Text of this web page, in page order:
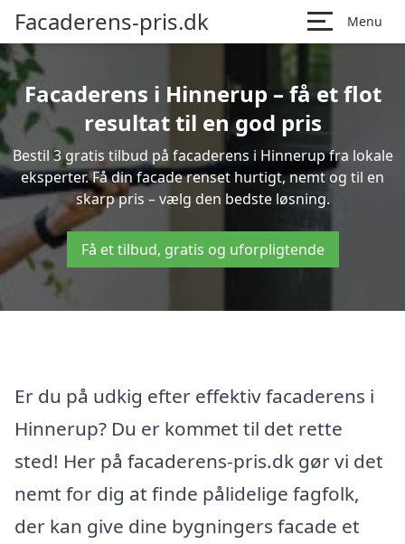
Facaderens-pris.dk Menu
Facaderens i Hinnerup – få et flot
resultat til en god pris
Bestil 3 gratis tilbud på facaderens i Hinnerup fra lokale
eksperter. Få din facade renset hurtigt, nemt og til en
skarp pris – vælg den bedste løsning.
Få et tilbud, gratis og uforpligtende
Er du på udkig efter effektiv facaderens i
Hinnerup? Du er kommet til det rette
sted! Her på facaderens-pris.dk gør vi det
nemt for dig at finde pålidelige fagfolk,
der kan give dine bygningers facade et